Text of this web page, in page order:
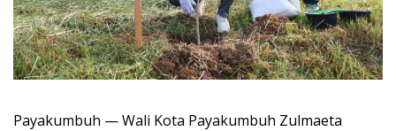
Payakumbuh — Wali Kota Payakumbuh Zulmaeta